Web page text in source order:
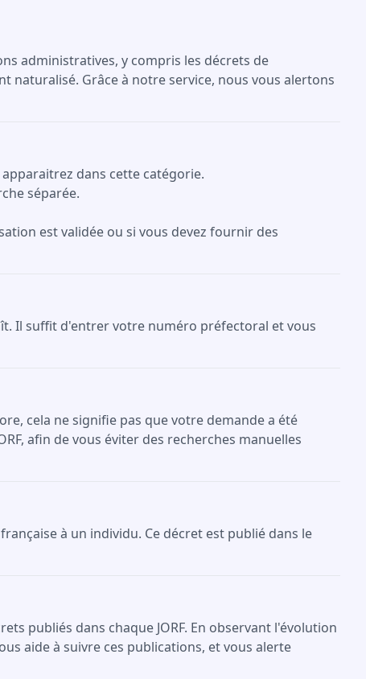
administratives, y compris les décrets de
naturalisé. Grâce à notre service, nous vous alertons
dans cette catégorie.
séparée.
est validée ou si vous devez fournir des
Il suffit d'entrer votre numéro préfectoral et vous
cela ne signifie pas que votre demande a été
afin de vous éviter des recherches manuelles
à un individu. Ce décret est publié dans le
publiés dans chaque JORF. En observant l'évolution
aide à suivre ces publications, et vous alerte